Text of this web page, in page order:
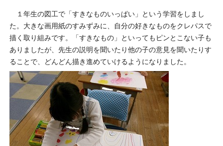
１年生の図工で「すきなものいっぱい」という学習をしまし
た。大きな画用紙のすみずみに、自分の好きなものをクレパスで
描く取り組みです。「すきなもの」といってもピンとこない子も
ありましたが、先生の説明を聞いたり他の子の意見を聞いたりす
ることで、どんどん描き進めていけるようになりました。